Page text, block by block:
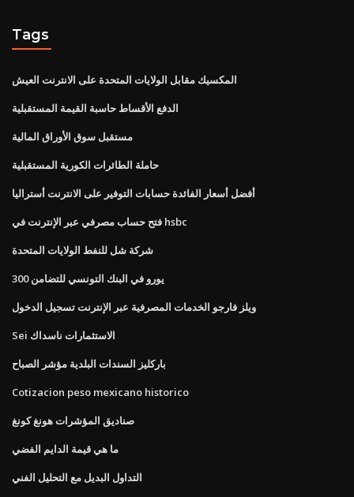
Tags
المكسيك مقابل الولايات المتحدة على الانترنت العيش
الدفع الأقساط حاسبة القيمة المستقبلية
مستقبل سوق الأوراق المالية
حاملة الطائرات الكورية المستقبلية
أفضل أسعار الفائدة حسابات التوفير على الانترنت أستراليا
فتح حساب مصرفي عبر الإنترنت في hsbc
شركة شل للنفط الولايات المتحدة
300 يورو في البنك التونسي للتضامن
ويلز فارجو الخدمات المصرفية عبر الإنترنت تسجيل الدخول
Sei الاستثمارات ناسداك
باركليز السندات البلدية مؤشر الصباح
Cotizacion peso mexicano historico
صناديق المؤشرات هونغ كونغ
ما هي قيمة الدايم الفضي
التداول البديل مع التحليل الفني